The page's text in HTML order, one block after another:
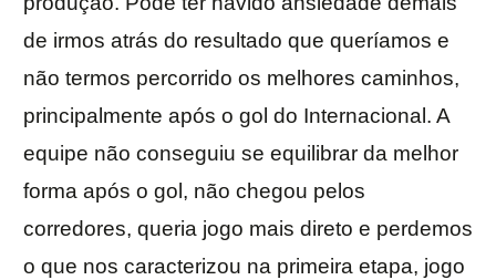
de irmos atrás do resultado que queríamos e
não termos percorrido os melhores caminhos,
principalmente após o gol do Internacional. A
equipe não conseguiu se equilibrar da melhor
forma após o gol, não chegou pelos
corredores, queria jogo mais direto e perdemos
o que nos caracterizou na primeira etapa, jogo